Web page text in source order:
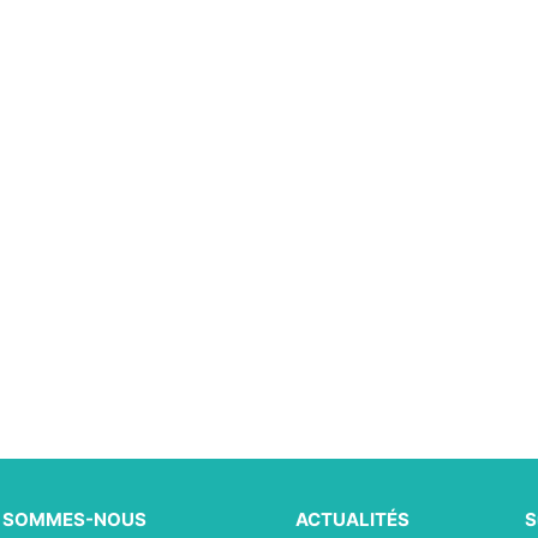
SOMMES-NOUS ACTUALITÉS